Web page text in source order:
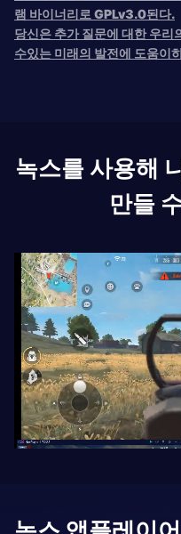
램 바이너리로 GPLv3.0된다.
당신은 추가 질문에 대한 우리
수있는 미래의 발전에 도움이
녹스를 사용해
만들